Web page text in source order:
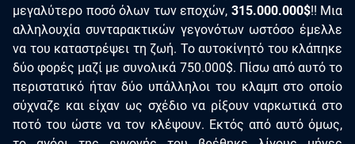
μεγαλύτερο ποσό όλων των εποχών, 315.000.000$!! Μια
αλληλουχία συνταρακτικών γεγονότων ωστόσο έμελλε
να του καταστρέψει τη ζωή. Το αυτοκίνητό του κλάπηκε
δύο φορές μαζί με συνολικά 750.000$. Πίσω από αυτό το
περιστατικό ήταν δύο υπάλληλοι του κλαμπ στο οποίο
σύχναζε και είχαν ως σχέδιο να ρίξουν ναρκωτικά στο
ποτό του ώστε να τον κλέψουν. Εκτός από αυτό όμως,